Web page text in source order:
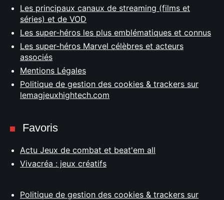
Les principaux canaux de streaming (films et
séries) et de VOD
Les super-héros les plus emblématiques et connus
Les super-héros Marvel célèbres et acteurs
associés
Mentions Légales
Politique de gestion des cookies & trackers sur
lemagjeuxhightech.com
Favoris
Actu Jeux de combat et beat'em all
Vivacréa : jeux créatifs
Politique de gestion des cookies & trackers sur